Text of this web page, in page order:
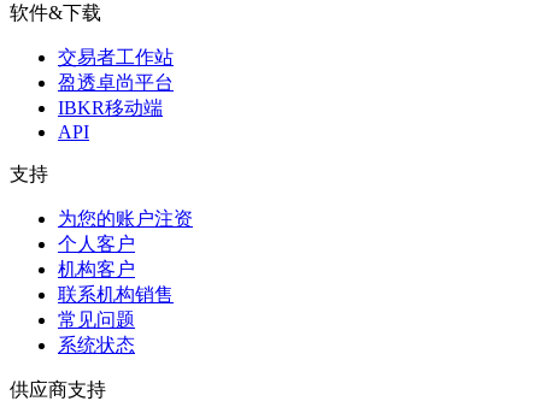
软件&下载
交易者工作站
盈透卓尚平台
IBKR移动端
API
支持
为您的账户注资
个人客户
机构客户
联系机构销售
常见问题
系统状态
供应商支持